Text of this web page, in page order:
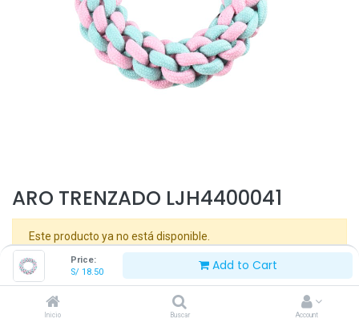
Price:
S/ 18.50 Add to Cart
Inicio Buscar Account
ARO TRENZADO LJH4400041
Este producto ya no está disponible.
Términos y Condiciones